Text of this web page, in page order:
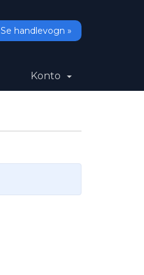
Se handlevogn »
Konto